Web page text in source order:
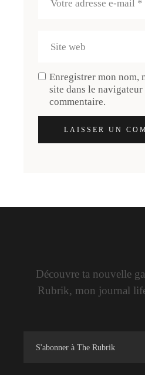
Enregistrer mon nom,
site dans le
commentaire.
LAISSER UN
Découvre ta nouvelle
Rubrik, mon journal